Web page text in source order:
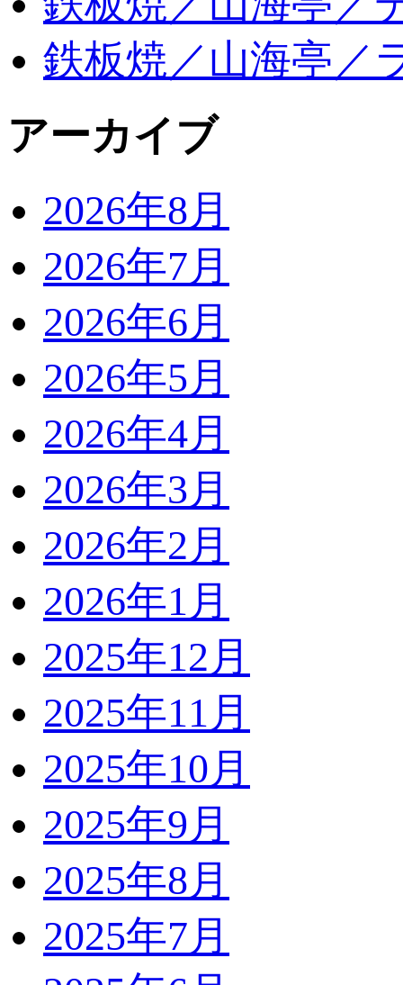
鉄板焼／山海亭／
アーカイブ
2026年8月
2026年7月
2026年6月
2026年5月
2026年4月
2026年3月
2026年2月
2026年1月
2025年12月
2025年11月
2025年10月
2025年9月
2025年8月
2025年7月